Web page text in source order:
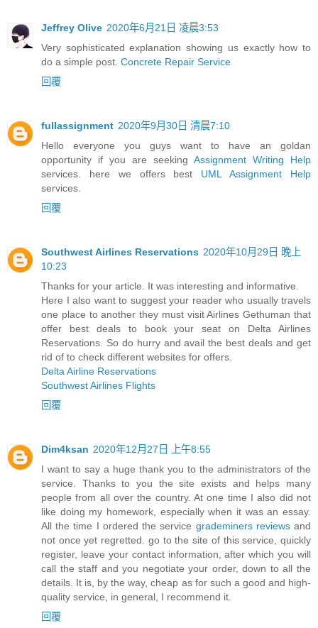
Jeffrey Olive 2020年6月21日 凌晨3:53
Very sophisticated explanation showing us exactly how to
do a simple post. Concrete Repair Service
回覆
fullassignment 2020年9月30日 清晨7:10
Hello everyone you guys want to have an goldan
opportunity if you are seeking Assignment Writing Help
services. here we offers best UML Assignment Help
services.
回覆
Southwest Airlines Reservations 2020年10月29日 晚上
10:23
Thanks for your article. It was interesting and informative.
Here I also want to suggest your reader who usually travels
one place to another they must visit Airlines Gethuman that
offer best deals to book your seat on Delta Airlines
Reservations. So do hurry and avail the best deals and get
rid of to check different websites for offers.
Delta Airline Reservations
Southwest Airlines Flights
回覆
Dim4ksan 2020年12月27日 上午8:55
I want to say a huge thank you to the administrators of the
service. Thanks to you the site exists and helps many
people from all over the country. At one time I also did not
like doing my homework, especially when it was an essay.
All the time I ordered the service grademiners reviewsand
not once yet regretted. go to the site of this service, quickly
register, leave your contact information, after which you will
call the staff and you negotiate your order, down to all the
details. It is, by the way, cheap as for such a good and high-
quality service, in general, I recommend it.
回覆